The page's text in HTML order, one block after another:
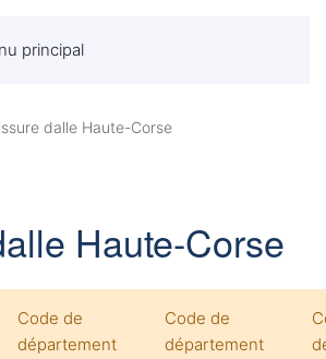
principalMENU
dalle Haute-Corse
Haute-Corse
Code de
département
Code de
département